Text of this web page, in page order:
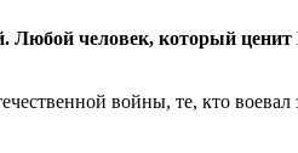
человек, который
войны, те, кто